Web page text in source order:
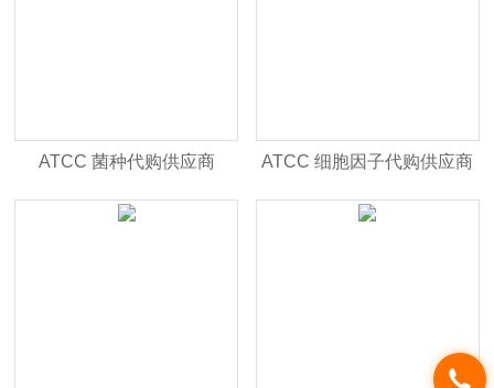
ATCC 菌种代购供应商 ATCC 细胞因子代购供应商